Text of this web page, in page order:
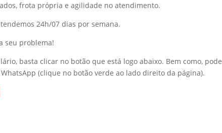
frota própria e agilidade no atendimento.
24h/07 dias por semana.
seu problema!
basta clicar no botão que está logo abaixo. Bem como, pode
(clique no botão verde ao lado direito da página).